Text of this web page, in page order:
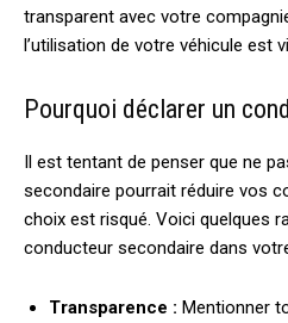
transparent avec votre
l’utilisation de votre véhicule est
Pourquoi déclarer un
Il est tentant de penser que ne
secondaire pourrait réduire vos
choix est risqué. Voici quelques
conducteur secondaire dans
Transparence : Mentionner